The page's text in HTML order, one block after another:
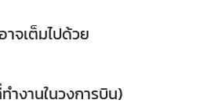
จเต็มไปด้วย
ำงานในวงการบิน)